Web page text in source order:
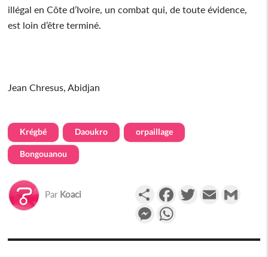
illégal en Côte d’Ivoire, un combat qui, de toute évidence,
est loin d’être terminé.
Jean Chresus, Abidjan
Krégbé Daoukro orpaillage
Bongouanou
Par Koaci PartagerFacebookTwitterEmail
Messenger